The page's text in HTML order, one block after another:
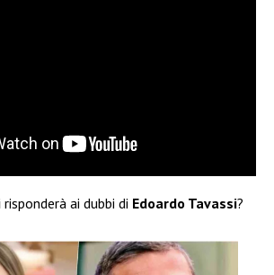
risponderà ai dubbi di Edoardo Tavassi?